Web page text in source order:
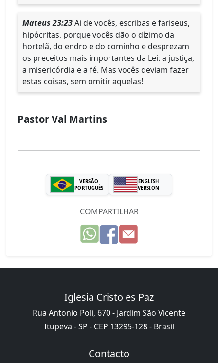
Mateus 23:23Ai de vocês, escribas e fariseus,
hipócritas, porque vocês dão o dízimo da
hortelã, do endro e do cominho e desprezam
os preceitos mais importantes da Lei: a justiça,
a misericórdia e a fé. Mas vocês deviam fazer
estas coisas, sem omitir aquelas!
Pastor Val Martins
VERSÃO
PORTUGUÊS
ENGLISH
VERSION
COMPARTILHAR
Iglesia Cristo es Paz
Rua Antonio Poli, 670 - Jardim São Vicente
Itupeva - SP - CEP 13295-128 - Brasil
Contacto